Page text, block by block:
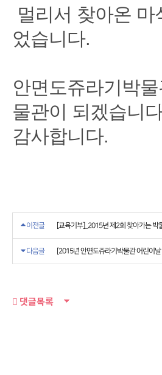
멀리서 찾아온
었습니다.
안면도쥬라기박
물관이 되겠습니
감사합니다.
이전글 [교육기부]_2015년 제2회 찾아가는 박
다음글 [2015년 안면도쥬라기박물관 어린이날
댓글목록